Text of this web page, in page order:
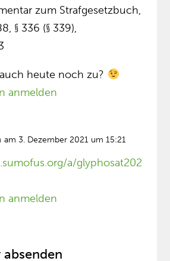
zum Strafgesetzbuch,
§ 336 (§ 339),
heute noch zu?
anmelden
am 3. Dezember 2021 um 15:21
a/glyphosat202
anmelden